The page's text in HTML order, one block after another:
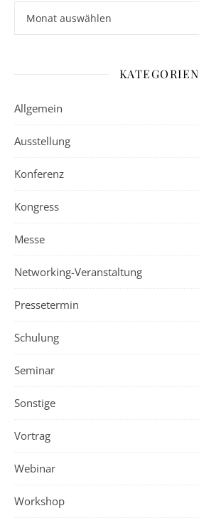
KATEGORIEN
Allgemein
Ausstellung
Konferenz
Kongress
Messe
Networking-Veranstaltung
Pressetermin
Schulung
Seminar
Sonstige
Vortrag
Webinar
Workshop